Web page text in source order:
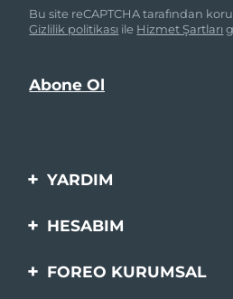
Bu site reCAPTCHA tarafından
Gizlilik politikası ile Hizmet Şartları
YARDIM
Bi̇zi̇mle İleti̇şi̇me Geçi̇n
HESABIM
Ürün Kaydı
FOREO KURUMSAL